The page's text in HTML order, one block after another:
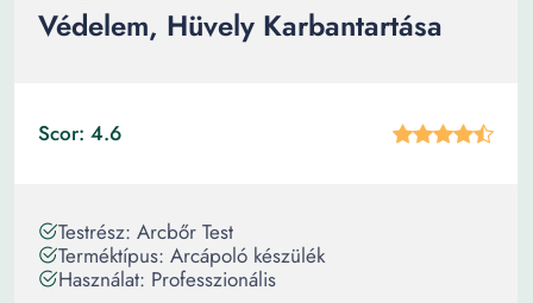
Védelem, Hüvely Karbantartása
Scor: 4.6
Testrész: Arcbőr Test
Terméktípus: Arcápoló készülék
Használat: Professzionális